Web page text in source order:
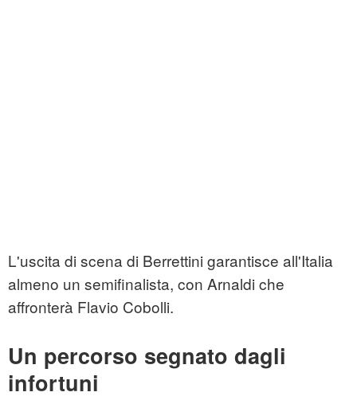
L'uscita di scena di Berrettini garantisce all'Italia
almeno un semifinalista, con Arnaldi che
affronterà Flavio Cobolli.
Un percorso segnato dagli
infortuni